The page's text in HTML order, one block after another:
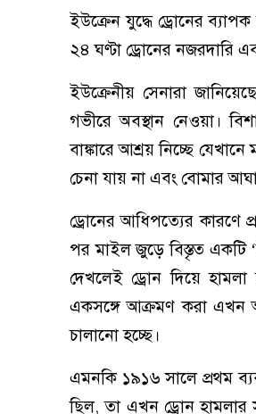
ইউক্রেন যুদ্ধে ড্রোনের
২৪ ঘণ্টা ড্রোনের নজরদারি
ইউক্রেনীয় সেনারা
গভীরে অবস্থান নেওয়া।
বাঙ্কারে আশ্রয় নিচ্ছে
চেনা যায় না এবং বোমার
ড্রোনের আধিপত্যের কারণে
পর মাইল জুড়ে বিস্তৃত একটি
দেখলেই ড্রোন দিয়ে
একসঙ্গে আক্রমণ করা এখন
চালানো হচ্ছে।
এমনকি ১৯১৬ সালে প্রথম
ছিল, তা এখন ড্রোন হামলার